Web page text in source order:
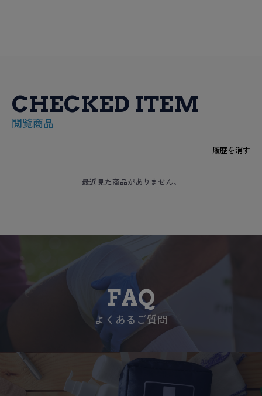
CHECKED ITEM
閲覧商品
履歴を消す
最近見た商品がありません。
FAQ
よくあるご質問